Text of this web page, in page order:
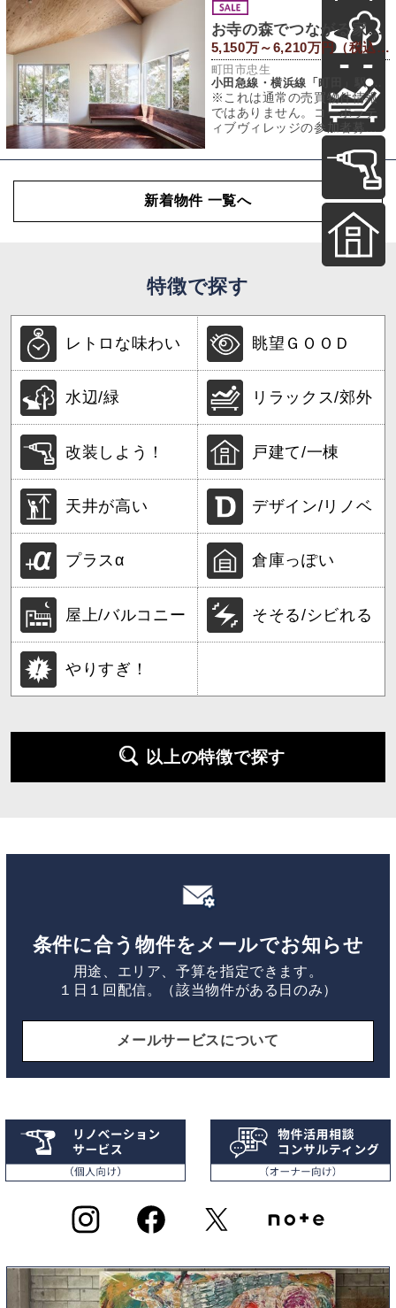
お寺の森でつながる家、つくろう！
5,150万～6,210万円（税込） / 81～90.1㎡（建物） 97.9～104.9㎡（敷地）
町田市忠生
小田急線・横浜線「町田」駅 バス16分 「山崎小学校前」バス停 徒歩7分
※これは通常の売買物件情報
ではありません。コーポラテ
ィブヴィレッジの参加者募集
のお知らせです。東京R不動産
が、コーポラテ
新着物件 一覧へ
特徴で探す
レトロな味わい 眺望ＧＯＯＤ
水辺/緑 リラックス/郊外
改装しよう！ 戸建て/一棟
天井が高い デザイン/リノベ
プラスα 倉庫っぽい
屋上/バルコニー そそる/シビれる
やりすぎ！
以上の特徴で探す
条件に合う物件をメールでお知らせ
用途、エリア、予算を指定できます。
１日１回配信。（該当物件がある日のみ）
メールサービスについて